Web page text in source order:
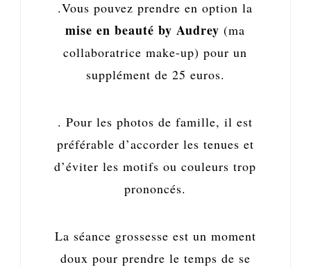
.Vous pouvez prendre en option la
mise en beauté by Audrey(ma
collaboratrice make-up) pour un
supplément de 25 euros.
. Pour les photos de famille, il est
préférable d’accorder les tenues et
d’éviter les motifs ou couleurs trop
prononcés.
La séance grossesse est un moment
doux pour prendre le temps de se